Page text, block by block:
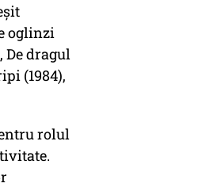
oglinzi
De dragul
(1984),
rolul